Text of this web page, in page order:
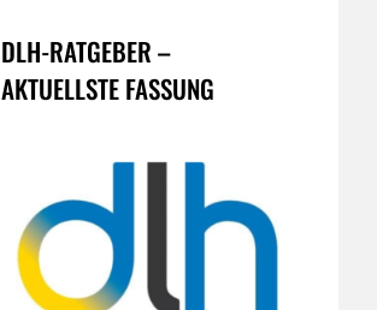
DLH-RATGEBER –
AKTUELLSTE FASSUNG